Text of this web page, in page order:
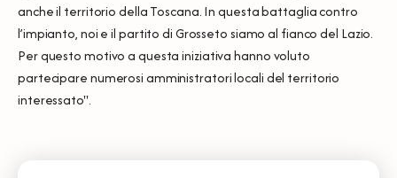
anche il territorio della Toscana. In questa battaglia contro
l’impianto, noi e il partito di Grosseto siamo al fianco del Lazio.
Per questo motivo a questa iniziativa hanno voluto
partecipare numerosi amministratori locali del territorio
interessato''.